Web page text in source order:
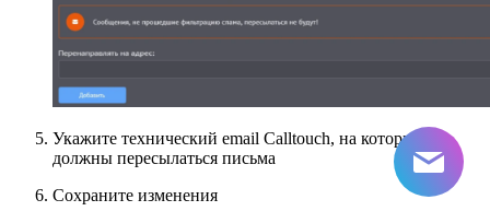
Укажите технический email Calltouch, на который
должны пересылаться письма
Сохраните изменения